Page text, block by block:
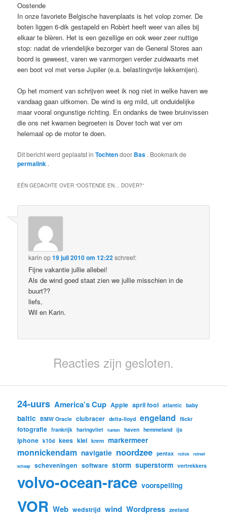
Oostende
In onze favoriete Belgische havenplaats is het volop zomer. De
boten liggen 6-dik gestapeld en Robèrt heeft weer van alles bij
elkaar te blèren. Het is een gezellige en ook weer zeer nuttige
stop: nadat de vriendelijke bezorger van de General Stores aan
boord is geweest, varen we vanmorgen verder zuidwaarts met
een boot vol met verse Jupiler (e.a. belastingvrije lekkernijen).
Op het moment van schrijven weet ik nog niet in welke haven we
vandaag gaan uitkomen. De wind is erg mild, uit onduidelijke
maar vooral ongunstige richting. En ondanks de twee bruinvissen
die ons net kwamen begroeten is Dover toch wat ver om
helemaal op de motor te doen.
Dit bericht werd geplaatst inTochtendoor Bas . Bookmark de
permalink .
EÉN GEDACHTE OVER “OOSTENDE EN… DOVER?”
karin op19 juli 2010 om 12:22schreef:
Fijne vakantie jullie allebei!
Als de wind goed staat zien we jullie misschien in de
buurt??
liefs,
Wil en Karin.
Reacties zijn gesloten.
24-uurs America’s Cup Apple april fool atlantic baby
baltic BMW Oracle clubracer delta-lloyd engeland flickr
fotografie frankrijk haringvliet harken haven hemmeland ijs
iphone k10d kees kiel knrm markermeer
monnickendam navigatie noordzee pentax rolfok rolreef
schaap scheveningen software storm superstorm vertrekkers
volvo-ocean-race voorspelling
VOR Web wedstrijd wind Wordpress zeeland